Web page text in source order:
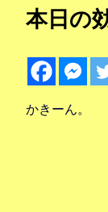
本日の
かきーん。